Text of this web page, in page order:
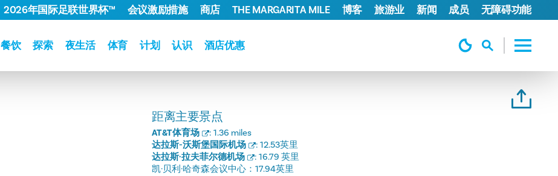
餐饮 探索 夜生活 体育 计划 认识 酒店优惠
2026年国际足联世界杯™ 会议激励措施 商店 THE MARGARITA MILE 博客 旅游业 新闻 成员 无障碍功能
距离主要景点
AT&T体育场 : 1.36 miles
达拉斯-沃斯堡国际机场
: 12.53英里
达拉斯·拉夫菲尔德机场
: 16.79 英里
凯·贝利·哈奇森会议中心： 17.94英里